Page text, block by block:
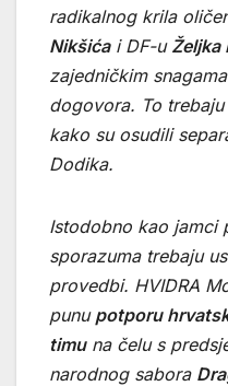
radikalnog krila
Nikšićai DF-u Željka
zajedničkim
dogovora. To
kako su osudili
Dodika.
Istodobno kao jamci
sporazuma trebaju
provedbi. HVIDRA
punu potporu
timuna čelu s
narodnog sabora